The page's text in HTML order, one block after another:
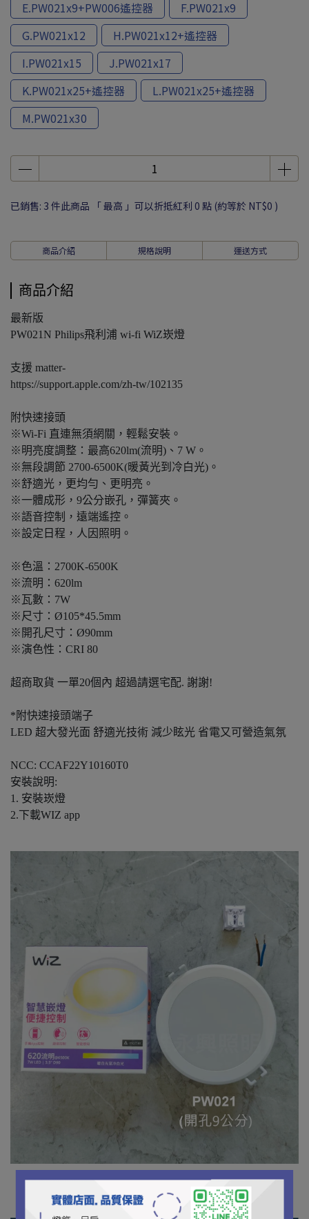
E.PW021x9+PW006遙控器
F.PW021x9
G.PW021x12
H.PW021x12+遙控器
I.PW021x15
J.PW021x17
K.PW021x25+遙控器
L.PW021x25+遙控器
M.PW021x30
已銷售: 3 件此商品 「 最高 」可以折抵紅利 0 點 (約等於 NT$0 )
商品介紹 規格說明 運送方式
商品介紹
最新版
PW021N Philips飛利浦 wi-fi WiZ崁燈
支援 matter-
https://support.apple.com/zh-tw/102135
附快速接頭
※Wi-Fi 直連無須網關，輕鬆安裝。
※明亮度調整：最高620lm(流明)、7 W。
※無段調節 2700-6500K(暖黃光到冷白光)。
※舒適光，更均勻、更明亮。
※一體成形，9公分嵌孔，彈簧夾。
※語音控制，遠端遙控。
※設定日程，人因照明。
※色溫：2700K-6500K
※流明：620lm
※瓦數：7W
※尺寸：Ø105*45.5mm
※開孔尺寸：Ø90mm
※演色性：CRI 80
超商取貨 一單20個內 超過請選宅配. 謝謝!
*附快速接頭端子
LED 超大發光面 舒適光技術 減少眩光 省電又可營造氣氛
NCC: CCAF22Y10160T0
安裝說明:
1. 安裝崁燈
2.下載WIZ app